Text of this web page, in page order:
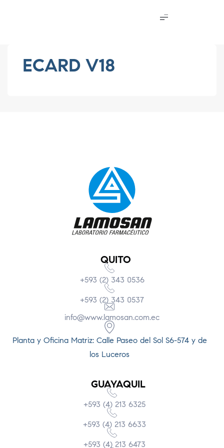
ECARD V18
QUITO
+593 (2) 343 0536
+593 (2) 343 0537
info@www.lamosan.com.ec
Planta y Oficina Matriz: Calle Paseo del Sol S6-574 y de
los Luceros
GUAYAQUIL
+593 (4) 213 6325
+593 (4) 213 6633
+593 (4) 213 6473